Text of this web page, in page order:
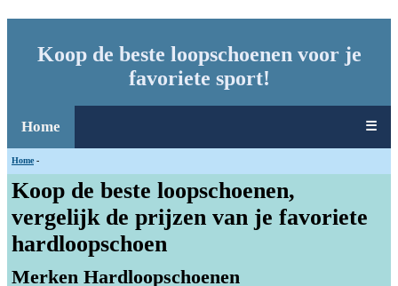
Koop de beste loopschoenen voor je
favoriete sport!
Home ☰
Home -
Koop de beste loopschoenen,
vergelijk de prijzen van je favoriete
hardloopschoen
Merken Hardloopschoenen